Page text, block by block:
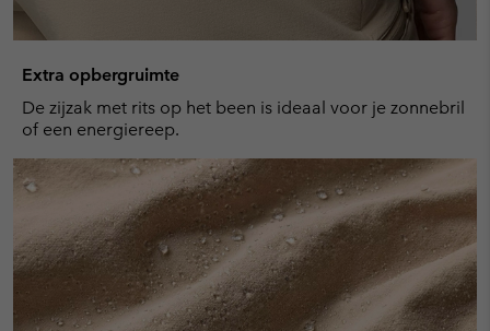
Extra opbergruimte
De zijzak met rits op het been is ideaal voor je zonnebril
of een energiereep.